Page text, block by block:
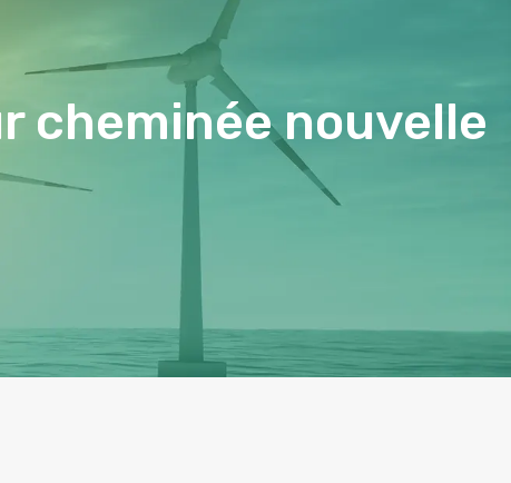
cheminée nouvelle